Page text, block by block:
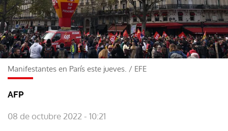
Manifestantes en París este jueves. / EFE
AFP
08 de octubre 2022 - 10:21